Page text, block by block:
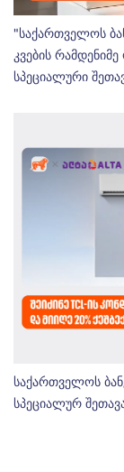
"საქართველოს
კვების
სპეციალური
საქართველოს
სპეციალურ